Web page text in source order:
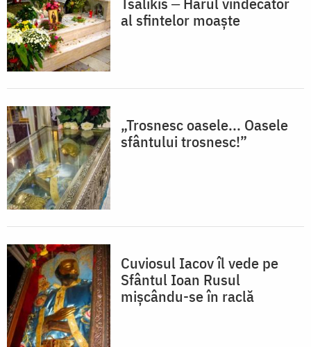
al sfintelor moaște
„Trosnesc oasele... Oasele
sfântului trosnesc!”
Cuviosul Iacov îl vede pe
Sfântul Ioan Rusul
mișcându-se în raclă